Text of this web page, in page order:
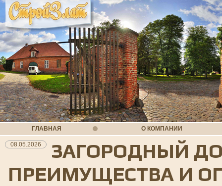
ГЛАВНАЯ О КОМПАНИИ
08.05.2026
ЗАГОРОДНЫЙ
ПРЕИМУЩЕСТВА И